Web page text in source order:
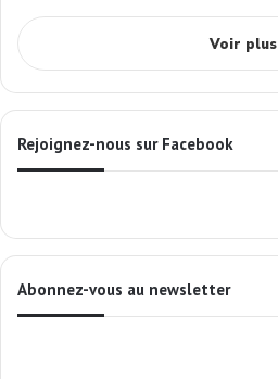
Voir plus
Rejoignez-nous sur Facebook
Abonnez-vous au newsletter